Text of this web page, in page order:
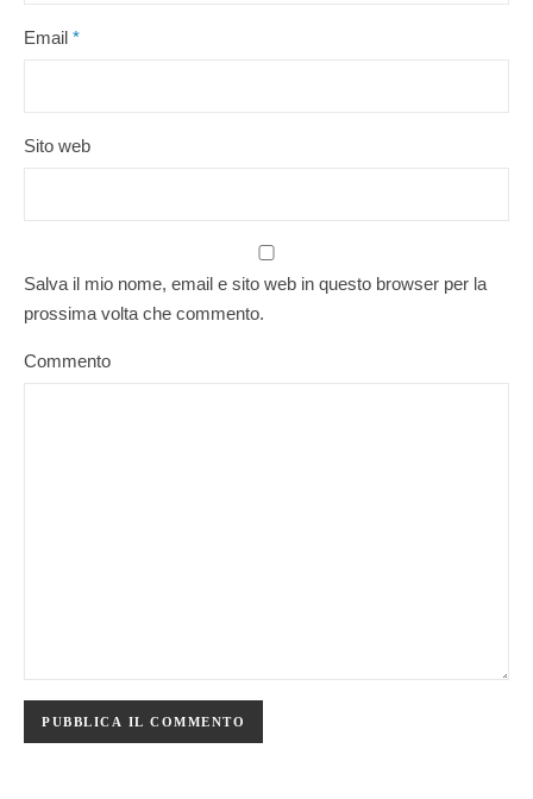
Email *
Sito web
Salva il mio nome, email e sito web in questo browser per la
prossima volta che commento.
Commento